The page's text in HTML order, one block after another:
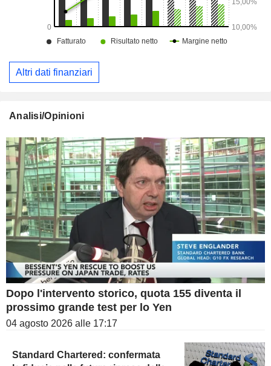
Altri dati finanziari
Analisi/Opinioni
Dopo l'intervento storico, quota 155 diventa il
prossimo grande test per lo Yen
04 agosto 2026 alle 17:17
Standard Chartered: confermata